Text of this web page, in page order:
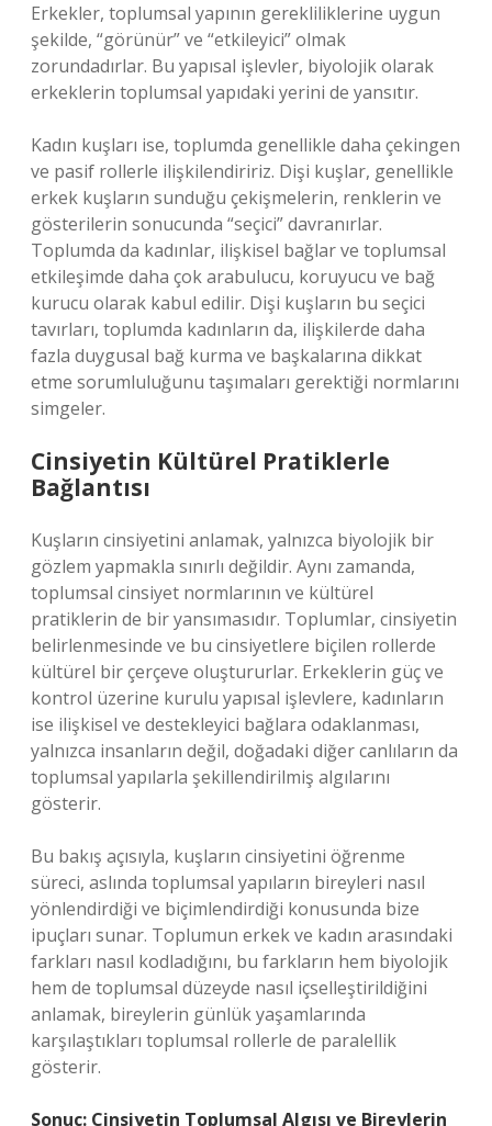
Erkekler, toplumsal yapının gerekliliklerine uygun
şekilde, “görünür” ve “etkileyici” olmak
zorundadırlar. Bu yapısal işlevler, biyolojik olarak
erkeklerin toplumsal yapıdaki yerini de yansıtır.
Kadın kuşları ise, toplumda genellikle daha çekingen
ve pasif rollerle ilişkilendiririz. Dişi kuşlar, genellikle
erkek kuşların sunduğu çekişmelerin, renklerin ve
gösterilerin sonucunda “seçici” davranırlar.
Toplumda da kadınlar, ilişkisel bağlar ve toplumsal
etkileşimde daha çok arabulucu, koruyucu ve bağ
kurucu olarak kabul edilir. Dişi kuşların bu seçici
tavırları, toplumda kadınların da, ilişkilerde daha
fazla duygusal bağ kurma ve başkalarına dikkat
etme sorumluluğunu taşımaları gerektiği normlarını
simgeler.
Cinsiyetin Kültürel Pratiklerle
Bağlantısı
Kuşların cinsiyetini anlamak, yalnızca biyolojik bir
gözlem yapmakla sınırlı değildir. Aynı zamanda,
toplumsal cinsiyet normlarının ve kültürel
pratiklerin de bir yansımasıdır. Toplumlar, cinsiyetin
belirlenmesinde ve bu cinsiyetlere biçilen rollerde
kültürel bir çerçeve oluştururlar. Erkeklerin güç ve
kontrol üzerine kurulu yapısal işlevlere, kadınların
ise ilişkisel ve destekleyici bağlara odaklanması,
yalnızca insanların değil, doğadaki diğer canlıların da
toplumsal yapılarla şekillendirilmiş algılarını
gösterir.
Bu bakış açısıyla, kuşların cinsiyetini öğrenme
süreci, aslında toplumsal yapıların bireyleri nasıl
yönlendirdiği ve biçimlendirdiği konusunda bize
ipuçları sunar. Toplumun erkek ve kadın arasındaki
farkları nasıl kodladığını, bu farkların hem biyolojik
hem de toplumsal düzeyde nasıl içselleştirildiğini
anlamak, bireylerin günlük yaşamlarında
karşılaştıkları toplumsal rollerle de paralellik
gösterir.
Sonuç: Cinsiyetin Toplumsal Algısı ve Bireylerin